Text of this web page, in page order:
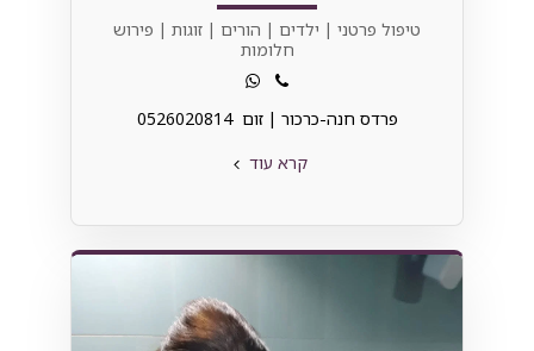
טיפול פרטני | ילדים | הורים | זוגות | פירוש
חלומות
פרדס חנה-כרכור | זום 0526020814
קרא עוד